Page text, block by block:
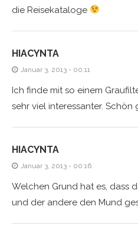
die Reisekataloge
HIACYNTA
Januar 3, 2013 - 00:11
Ich finde mit so einem
sehr viel interessanter.
HIACYNTA
Januar 3, 2013 - 00:16
Welchen Grund hat es, dass
und der andere den Mund